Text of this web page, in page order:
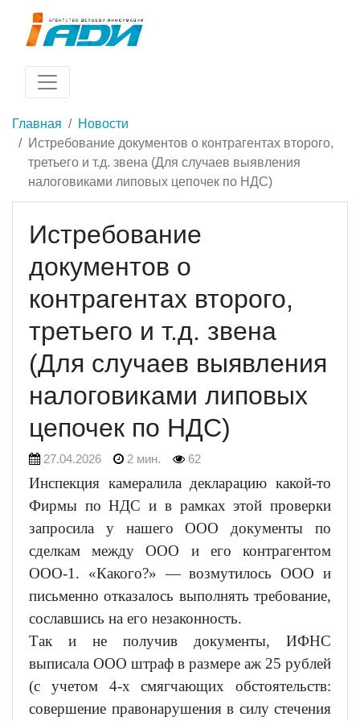
Главная
Новости
Истребование документов о контрагентах второго,
третьего и т.д. звена (Для случаев выявления
налоговиками липовых цепочек по НДС)
Истребование
документов о
контрагентах второго,
третьего и т.д. звена
(Для случаев выявления
налоговиками липовых
цепочек по НДС)
27.04.2026 2 мин. 62
Инспекция камералила декларацию какой-то
Фирмы по НДС и в рамках этой проверки
запросила у нашего ООО документы по
сделкам между ООО и его контрагентом
ООО-1. «Какого?» — возмутилось ООО и
письменно отказалось выполнять требование,
сославшись на его незаконность.
Так и не получив документы, ИФНС
выписала ООО штраф в размере аж 25 рублей
(с учетом 4-х смягчающих обстоятельств:
совершение правонарушения в силу стечения